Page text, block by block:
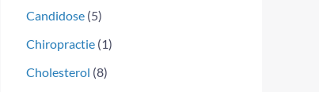
Candidose (5)
Chiropractie (1)
Cholesterol (8)